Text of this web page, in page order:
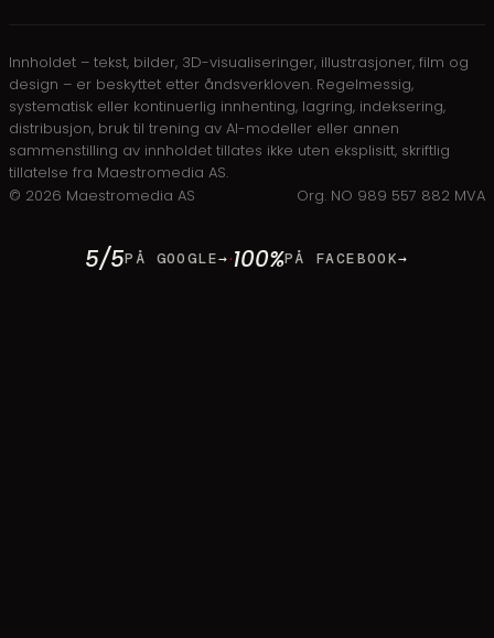
Innholdet – tekst, bilder, 3D-visualiseringer, illustrasjoner, film og
design – er beskyttet etter åndsverkloven. Regelmessig,
systematisk eller kontinuerlig innhenting, lagring, indeksering,
distribusjon, bruk til trening av AI-modeller eller annen
sammenstilling av innholdet tillates ikke uten eksplisitt, skriftlig
tillatelse fra Maestromedia AS.
© 2026 Maestromedia AS Org. NO 989 557 882 MVA
5/5PÅ GOOGLE→·100%PÅ FACEBOOK→